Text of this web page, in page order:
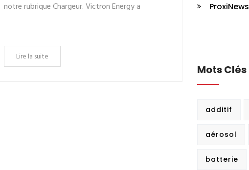
notre rubrique Chargeur. Victron Energy a
Lire la suite
ProxiNews
Mots Clés
additif
aérosol
batterie